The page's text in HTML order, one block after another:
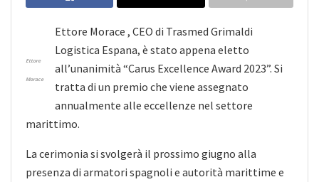
Ettore
Morace
Ettore Morace , CEO di Trasmed Grimaldi
Logistica Espana, è stato appena eletto
all’unanimità “Carus Excellence Award 2023”. Si
tratta di un premio che viene assegnato
annualmente alle eccellenze nel settore
marittimo.
La cerimonia si svolgerà il prossimo giugno alla
presenza di armatori spagnoli e autorità marittime e